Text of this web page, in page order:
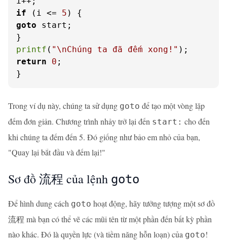
if (i <= 5
goto start;
printf ( "\nChúng ta đã đếm xong!"
return
0 ;
}
Trong ví dụ này, chúng ta sử dụng goto để tạo một vòng lặp
đếm đơn giản. Chương trình nhảy trở lại đến start: cho đến
khi chúng ta đếm đến 5. Đó giống như bảo em nhỏ của bạn,
"Quay lại bắt đầu và đếm lại!"
Sơ đồ 流程 của lệnh goto
Để hình dung cách goto hoạt động, hãy tưởng tượng một sơ đồ
流程 mà bạn có thể vẽ các mũi tên từ một phần đến bất kỳ phần
nào khác. Đó là quyền lực (và tiềm năng hỗn loạn) của goto!